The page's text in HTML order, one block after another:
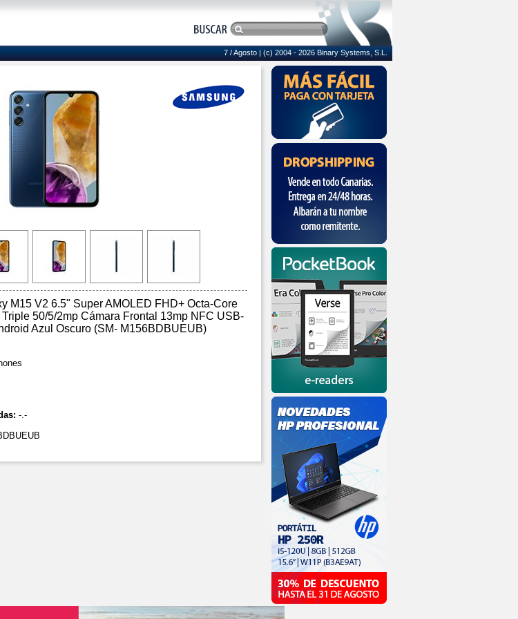
7 / Agosto | (c) 2004 - 2026 Binary Systems, S.L.
M15 V2 6.5" Super AMOLED FHD+ Octa-Core
50/5/2mp Cámara Frontal 13mp NFC USB-
Azul Oscuro (SM- M156BDBUEUB)
-.-